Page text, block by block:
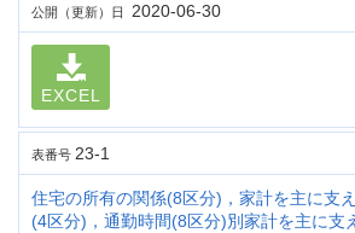
公開（更新）日 2020-06-30
EXCEL
表番号 23-1
住宅の所有の関係(8区分)，家計を主に支
(4区分)，通勤時間(8区分)別家計を主に支